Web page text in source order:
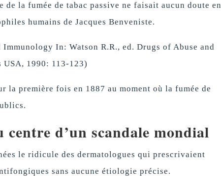
la fumée de tabac passive ne faisait aucun doute en
humains de Jacques Benveniste.
In: Watson R.R., ed. Drugs of Abuse and
USA, 1990: 113-123)
la première fois en 1887 au moment où la fumée de
centre d’un scandale mondial
le ridicule des dermatologues qui prescrivaient
sans aucune étiologie précise.